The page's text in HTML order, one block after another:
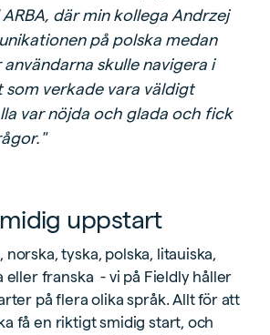
där min kollega Andrzej
på polska medan
användarna skulle navigera i
som verkade vara väldigt
var nöjda och glada och fick
uppstart
norska, tyska, polska, litauiska,
eller franska - vi på Fieldly håller
på flera olika språk. Allt för att
få en riktigt smidig start, och